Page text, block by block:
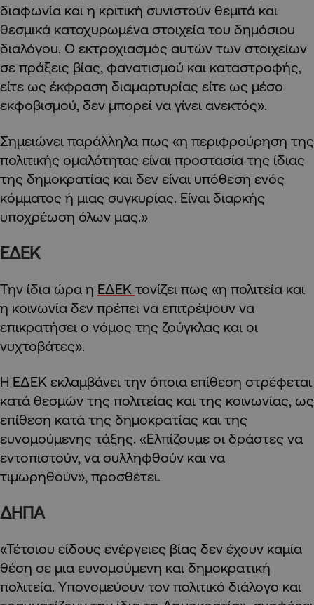
διαφωνία και η κριτική συνιστούν θεμιτά και
θεσμικά κατοχυρωμένα στοιχεία του δημόσιου
διαλόγου. Ο εκτροχιασμός αυτών των στοιχείων
σε πράξεις βίας, φανατισμού και καταστροφής,
είτε ως έκφραση διαμαρτυρίας είτε ως μέσο
εκφοβισμού, δεν μπορεί να γίνει ανεκτός».
Σημειώνει παράλληλα πως «η περιφρούρηση της
πολιτικής ομαλότητας είναι προστασία της ίδιας
της δημοκρατίας και δεν είναι υπόθεση ενός
κόμματος ή μιας συγκυρίας. Είναι διαρκής
υποχρέωση όλων μας.»
ΕΔΕΚ
Την ίδια ώρα η ΕΔΕΚ τονίζει πως «η πολιτεία και
η κοινωνία δεν πρέπει να επιτρέψουν να
επικρατήσει ο νόμος της ζούγκλας και οι
νυχτοβάτες».
Η ΕΔΕΚ εκλαμβάνει την όποια επίθεση στρέφεται
κατά θεσμών της πολιτείας και της κοινωνίας, ως
επίθεση κατά της δημοκρατίας και της
ευνομούμενης τάξης. «Ελπίζουμε οι δράστες να
εντοπιστούν, να συλληφθούν και να
τιμωρηθούν», προσθέτει.
ΔΗΠΑ
«Τέτοιου είδους ενέργειες βίας δεν έχουν καμία
θέση σε μια ευνομούμενη και δημοκρατική
πολιτεία. Υπονομεύουν τον πολιτικό διάλογο και